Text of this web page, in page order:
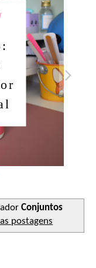
Conjuntos
postagens